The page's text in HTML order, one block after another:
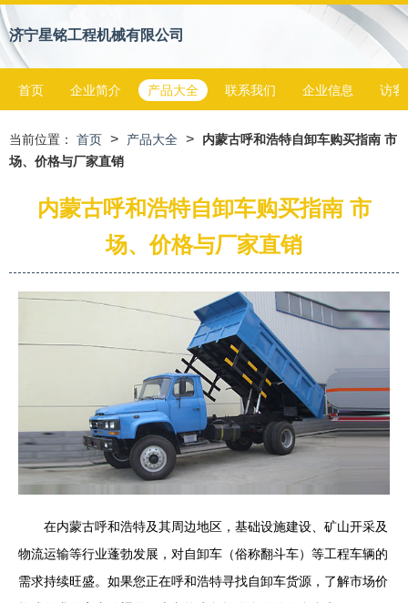
济宁星铭工程机械有限公司
首页 企业简介 产品大全 联系我们 企业信息 访客
当前位置： 首页 > 产品大全 >
内蒙古呼和浩特自卸车购买指南 市
场、价格与厂家直销
内蒙古呼和浩特自卸车购买指南 市
场、价格与厂家直销
在内蒙古呼和浩特及其周边地区，基础设施建设、矿山开采及
物流运输等行业蓬勃发展，对自卸车（俗称翻斗车）等工程车辆的
需求持续旺盛。如果您正在呼和浩特寻找自卸车货源，了解市场价